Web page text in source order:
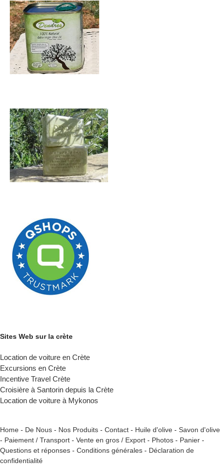
Sites Web sur la crète
Location de voiture en Crète
Excursions en Crète
Incentive Travel Crète
Croisière à Santorin depuis la Crète
Location de voiture à Mykonos
Home - De Nous - Nos Produits - Contact - Huile d'olive - Savon d'olive
- Paiement / Transport - Vente en gros / Export - Photos - Panier -
Questions et réponses - Conditions générales - Déclaration de
confidentialité